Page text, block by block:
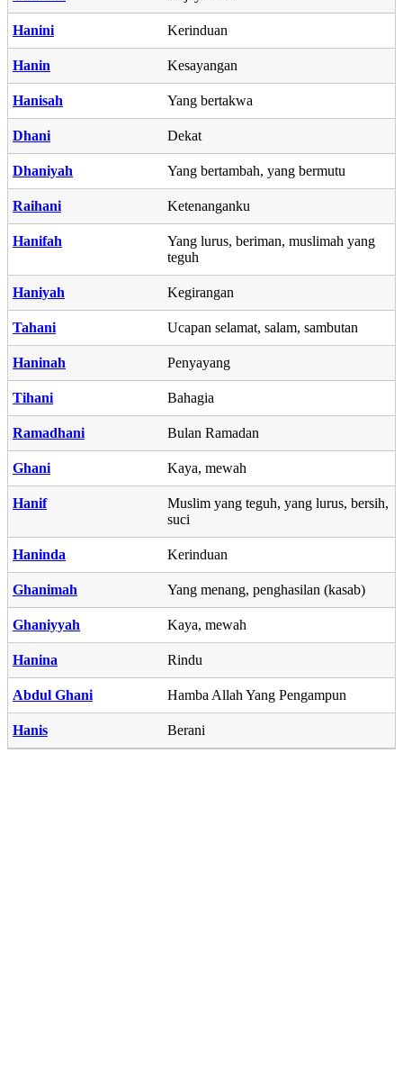
Hanini Kerinduan
Hanin Kesayangan
Hanisah Yang bertakwa
Dhani Dekat
Dhaniyah Yang bertambah, yang bermutu
Raihani Ketenanganku
Hanifah
Yang lurus, beriman, muslimah yang
teguh
Haniyah Kegirangan
Tahani Ucapan selamat, salam, sambutan
Haninah Penyayang
Tihani Bahagia
Ramadhani Bulan Ramadan
Ghani Kaya, mewah
Hanif
Muslim yang teguh, yang lurus, bersih,
suci
Haninda Kerinduan
Ghanimah Yang menang, penghasilan (kasab)
Ghaniyyah Kaya, mewah
Hanina Rindu
Abdul Ghani Hamba Allah Yang Pengampun
Hanis Berani